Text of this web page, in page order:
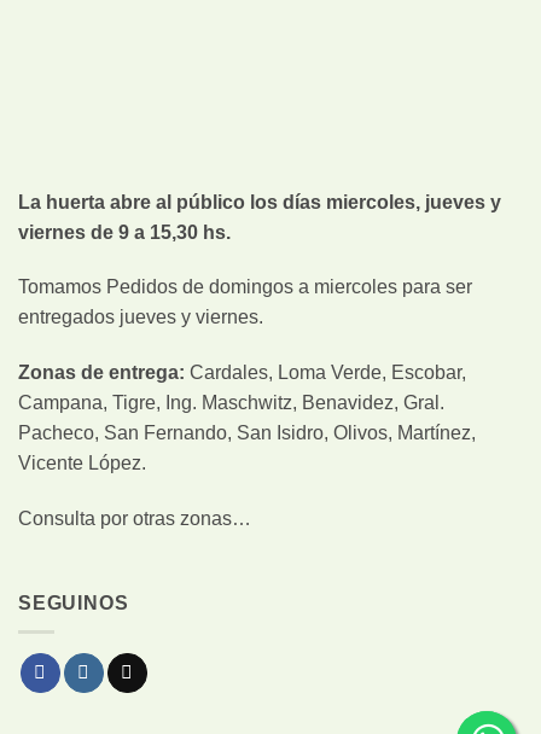
La huerta abre al público los días miercoles, jueves y
viernes de 9 a 15,30 hs.
Tomamos Pedidos de domingos a miercoles para ser
entregados jueves y viernes.
Zonas de entrega: Cardales, Loma Verde, Escobar,
Campana, Tigre, Ing. Maschwitz, Benavidez, Gral.
Pacheco, San Fernando, San Isidro, Olivos, Martínez,
Vicente López.
Consulta por otras zonas…
SEGUINOS